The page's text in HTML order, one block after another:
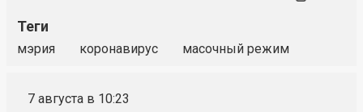
Теги
мэрия коронавирус масочный режим
7 августа в 10:23